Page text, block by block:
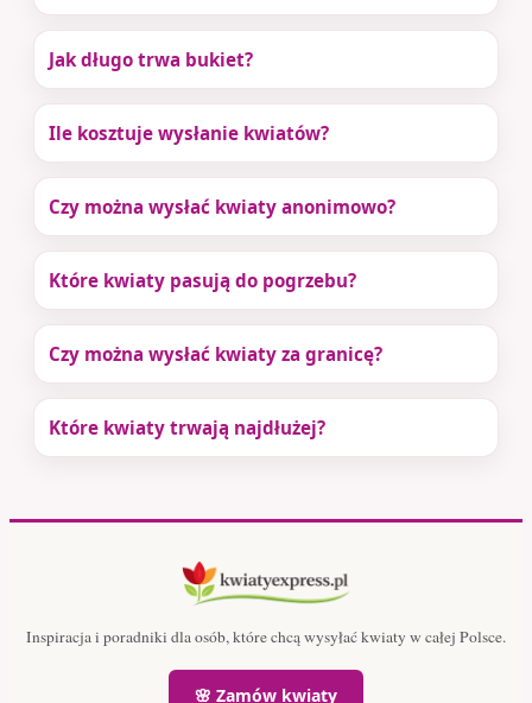
Jak długo trwa bukiet?
Ile kosztuje wysłanie kwiatów?
Czy można wysłać kwiaty anonimowo?
Które kwiaty pasują do pogrzebu?
Czy można wysłać kwiaty za granicę?
Które kwiaty trwają najdłużej?
Inspiracja i poradniki dla osób, które chcą wysyłać kwiaty w całej Polsce.
🌸 Zamów kwiaty